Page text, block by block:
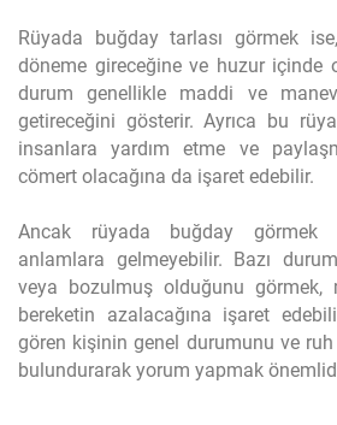
Rüyada buğday tarlası görmek
döneme gireceğine ve huzur içinde
durum genellikle maddi ve
getireceğini gösterir. Ayrıca bu
insanlara yardım etme ve
cömert olacağına da işaret edebilir.
Ancak rüyada buğday görmek
anlamlara gelmeyebilir. Bazı
veya bozulmuş olduğunu görmek,
bereketin azalacağına işaret
gören kişinin genel durumunu ve
bulundurarak yorum yapmak